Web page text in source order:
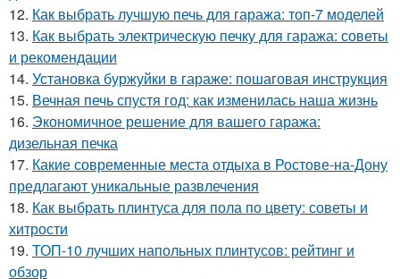
12. Как выбрать лучшую печь для гаража: топ-7 моделей
13. Как выбрать электрическую печку для гаража: советы
и рекомендации
14. Установка буржуйки в гараже: пошаговая инструкция
15. Вечная печь спустя год: как изменилась наша жизнь
16. Экономичное решение для вашего гаража:
дизельная печка
17. Какие современные места отдыха в Ростове-на-Дону
предлагают уникальные развлечения
18. Как выбрать плинтуса для пола по цвету: советы и
хитрости
19. ТОП-10 лучших напольных плинтусов: рейтинг и
обзор